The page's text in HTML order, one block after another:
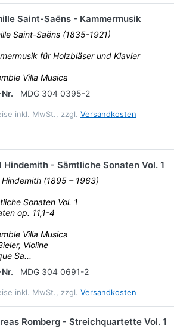
Saint-Saëns - Kammermusik
Saint-Saëns (1835-1921)
für Holzbläser und Klavier
Villa Musica
MDG 304 0395-2
inkl. MwSt., zzgl. Versandkosten
Hindemith - Sämtliche Sonaten Vol. 1
Hindemith (1895 – 1963)
Sonaten Vol. 1
op. 11,1-4
Villa Musica
Violine
Sa...
MDG 304 0691-2
inkl. MwSt., zzgl. Versandkosten
Romberg - Streichquartette Vol. 1